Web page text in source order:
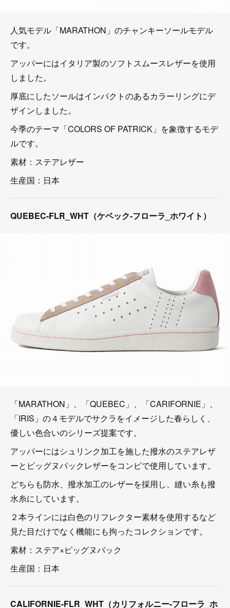
人気モデル「MARATHON」のチャンキーソールモデル
です。
アッパーにはイタリア製のソフトスムースレザーを使用
しました。
厚底にしたソールはインパクトのあるカラーリングにデ
ザインしました。
今季のテーマ「COLORS OF PATRICK」を象徴するモデ
ルです。
素材：ステアレザー
生産国：日本
QUEBEC-FLR_WHT（ケベック-フローラ_ホワイト）
「MARATHON」、「QUEBEC」、「CARIFORNIE」、
「IRIS」の４モデルでサクラをイメージした春らしく、
優しい色合いのシリーズ提案です。
アッパーにはシュリンク加工を施した撥水のステアレザ
ーとピッグヌバックレザーをコンビで使用しています。
どちらも防水、撥水加工のレザーを採用し、縫い糸も撥
水糸にしています。
２本ラインには白色のリフレクター素材を使用するなど
見た目だけでなく機能にも拘ったコレクションです。
素材：ステア×ピッグヌバック
生産国：日本
CALIFORNIE-FLR_WHT（カリフォルニー-フローラ_ホ